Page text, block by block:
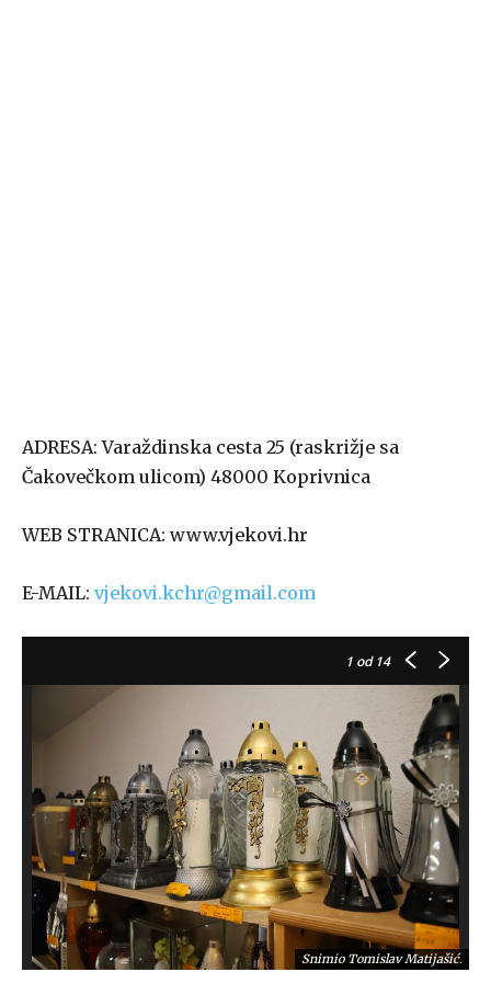
ADRESA: Varaždinska cesta 25 (raskrižje sa
Čakovečkom ulicom) 48000 Koprivnica
WEB STRANICA: www.vjekovi.hr
E-MAIL: vjekovi.kchr@gmail.com
1 od 14
Snimio Tomislav Matijašić.